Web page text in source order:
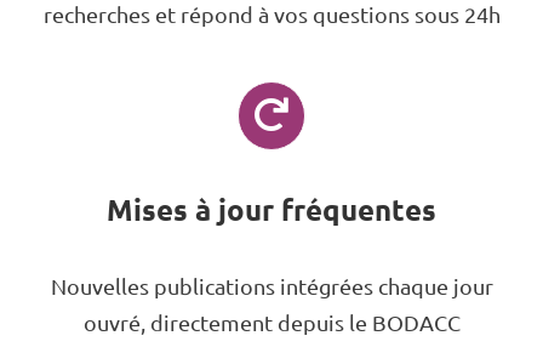
recherches et répond à vos questions sous 24h
Mises à jour fréquentes
Nouvelles publications intégrées chaque jour
ouvré, directement depuis le BODACC